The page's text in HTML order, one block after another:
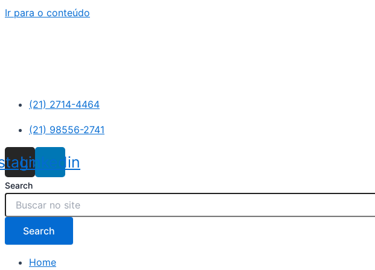
Ir para o conteúdo
(21) 2714-4464
(21) 98556-2741
Linkedin
Search
Search
Home